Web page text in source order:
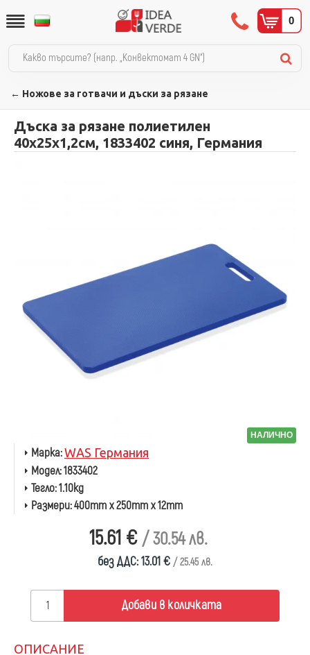
0
← Ножове за готвачи и дъски за рязане
Дъска за рязане полиетилен
40х25х1,2см, 1833402 синя, Германия
НАЛИЧНО
15.61 € / 30.54 лв.
без ДДС: 13.01 € / 25.45 лв.
Марка:WAS Германия
Модел:1833402
Тегло:1.10kg
Размери:400mm x 250mm x 12mm
Добави в количката
ОПИСАНИЕ